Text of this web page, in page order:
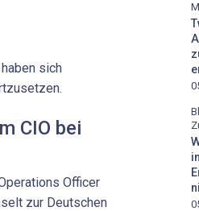
sich
CIO bei
Officer
zur Deutschen